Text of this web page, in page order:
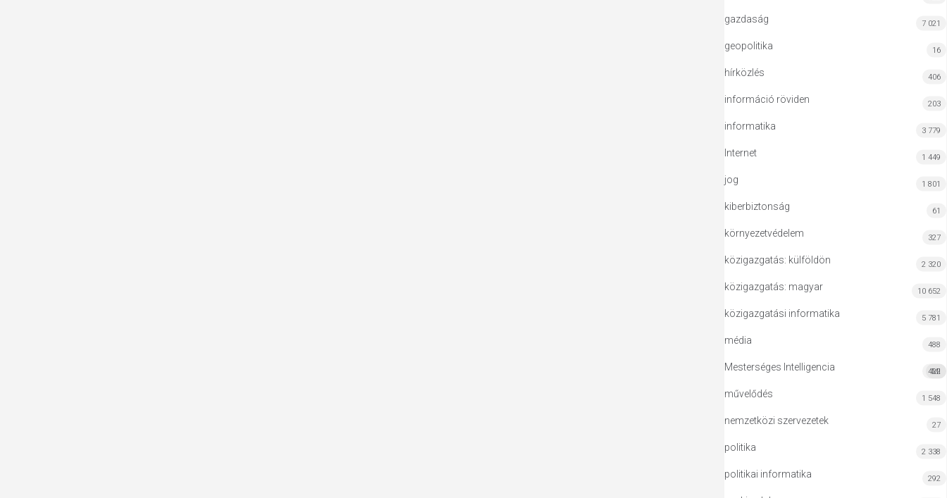
gazdaság 7 021
geopolitika 16
hírközlés 406
információ röviden 203
informatika 3 779
Internet 1 449
jog 1 801
kiberbiztonság 61
környezetvédelem 327
közigazgatás: külföldön 2 320
közigazgatás: magyar 10 652
közigazgatási informatika 5 781
média 488
Mesterséges Intelligencia MI
422
művelődés 1 548
nemzetközi szervezetek 27
politika 2 338
politikai informatika 292